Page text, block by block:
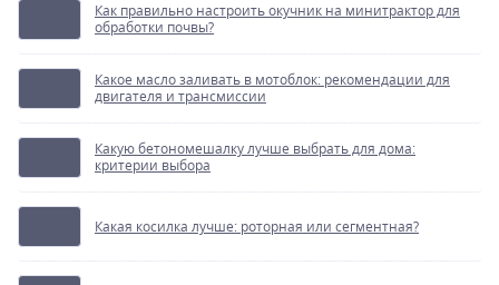
Как правильно настроить окучник на минитрактор для
обработки почвы?
Какое масло заливать в мотоблок: рекомендации для
двигателя и трансмиссии
Какую бетономешалку лучше выбрать для дома:
критерии выбора
Какая косилка лучше: роторная или сегментная?